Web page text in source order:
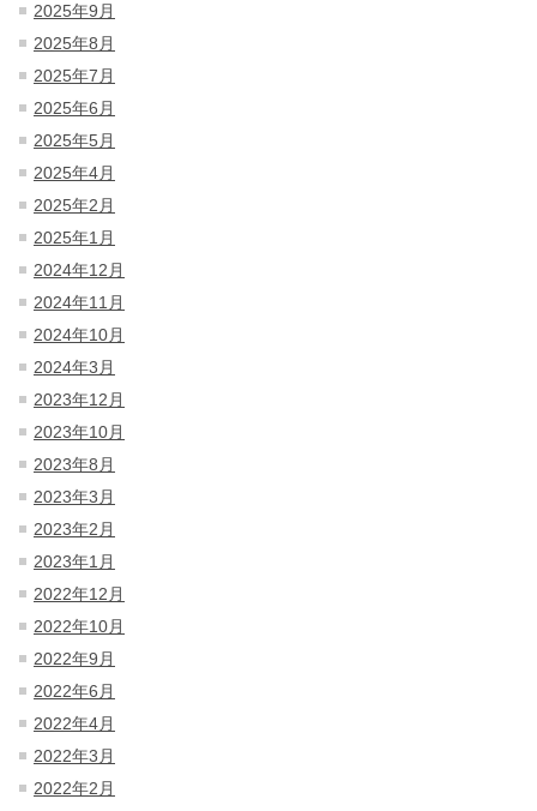
2025年9月
2025年8月
2025年7月
2025年6月
2025年5月
2025年4月
2025年2月
2025年1月
2024年12月
2024年11月
2024年10月
2024年3月
2023年12月
2023年10月
2023年8月
2023年3月
2023年2月
2023年1月
2022年12月
2022年10月
2022年9月
2022年6月
2022年4月
2022年3月
2022年2月